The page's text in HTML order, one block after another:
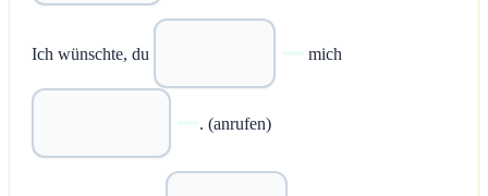
Ich wünschte, du mich
. (anrufen)